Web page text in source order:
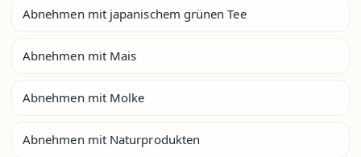
Abnehmen mit japanischem grünen Tee
Abnehmen mit Mais
Abnehmen mit Molke
Abnehmen mit Naturprodukten